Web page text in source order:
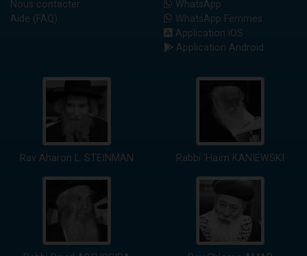
Nous contacter
Aide (FAQ)
WhatsApp
WhatsApp Femmes
Application iOS
Application Android
Rav Aharon L. STEINMAN Rabbi 'Haïm KANIEWSKI